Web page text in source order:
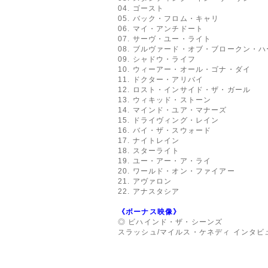
04. ゴースト
05. バック・フロム・キャリ
06. マイ・アンチドート
07. サーヴ・ユー・ライト
08. ブルヴァード・オブ・ブロークン・ハ
09. シャドウ・ライフ
10. ウィーアー・オール・ゴナ・ダイ
11. ドクター・アリバイ
12. ロスト・インサイド・ザ・ガール
13. ウィキッド・ストーン
14. マインド・ユア・マナーズ
15. ドライヴィング・レイン
16. バイ・ザ・スウォード
17. ナイトレイン
18. スターライト
19. ユー・アー・ア・ライ
20. ワールド・オン・ファイアー
21. アヴァロン
22. アナスタシア
《ボーナス映像》
◎ ビハインド・ザ・シーンズ
スラッシュ/マイルス・ケネディ インタビ